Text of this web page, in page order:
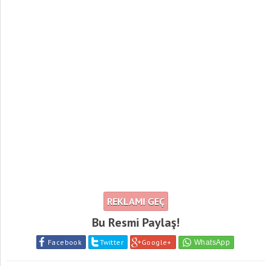
REKLAMI GEÇ
Bu Resmi Paylaş!
Facebook Twitter Google+